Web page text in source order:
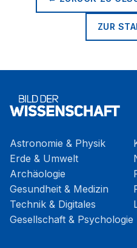
ZUR
Astronomie & Physik
Erde & Umwelt
Archäologie
Gesundheit & Medizin
Technik & Digitales
Gesellschaft & Psychologie